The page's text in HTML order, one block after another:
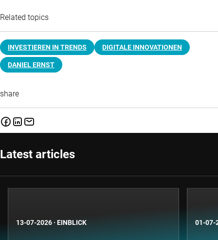
Related topics
INVESTIEREN IN TRENDS DIGITALE INNOVATIONEN
DANIEL ERNST
share
Latest articles
13-07-2026 · EINBLICK 01-07-